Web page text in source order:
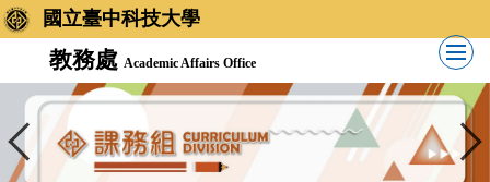
國立臺中科技大學
教務處 Academic Affairs Office